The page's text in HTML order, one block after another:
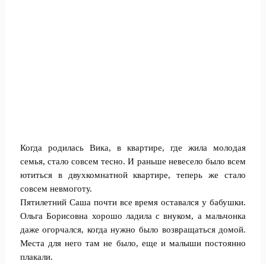
Когда родилась Вика, в квартире, где жила молодая
семья, стало совсем тесно. И раньше невесело было всем
ютиться в двухкомнатной квартире, теперь же стало
совсем невмоготу.
Пятилетний Саша почти все время оставался у бабушки.
Ольга Борисовна хорошо ладила с внуком, а мальчонка
даже огорчался, когда нужно было возвращаться домой.
Места для него там не было, еще и малыши постоянно
плакали.